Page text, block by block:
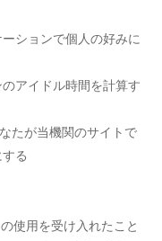
ションで個人の好みに
アイドル時間を計算す
たが当機関のサイトで
る
使用を受け入れたこと